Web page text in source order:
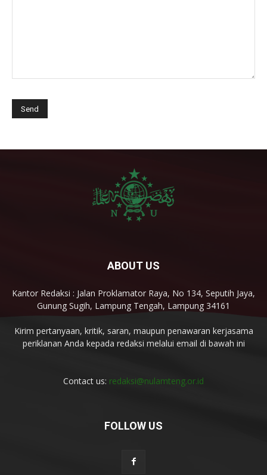
ABOUT US
Kantor Redaksi : Jalan Proklamator Raya, No 134, Seputih Jaya,
Gunung Sugih, Lampung Tengah, Lampung 34161
Kirim pertanyaan, kritik, saran, maupun penawaran kerjasama
periklanan Anda kepada redaksi melalui email di bawah ini
Contact us: redaksi@nulamteng.or.id
FOLLOW US